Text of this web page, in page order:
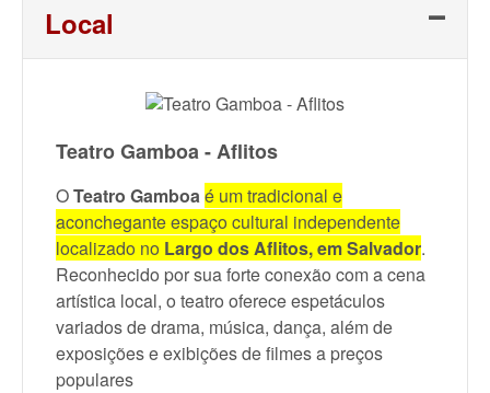
Local
Teatro Gamboa - Aflitos
OTeatro Gamboaé um tradicional e
aconchegante espaço cultural independente
localizado no Largo dos Aflitos, em Salvador.
Reconhecido por sua forte conexão com a cena
artística local, o teatro oferece espetáculos
variados de drama, música, dança, além de
exposições e exibições de filmes a preços
populares